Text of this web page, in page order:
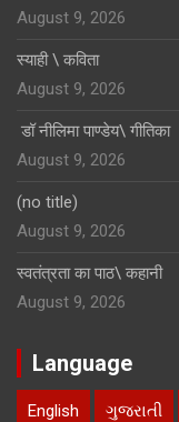
August 9, 2026
स्याही \ कविता
August 9, 2026
डॉ नीलिमा पाण्डेय\ गीतिका
August 9, 2026
(no title)
August 9, 2026
स्वतंत्रता का पाठ\ कहानी
August 9, 2026
Language
English ગુજરાતી